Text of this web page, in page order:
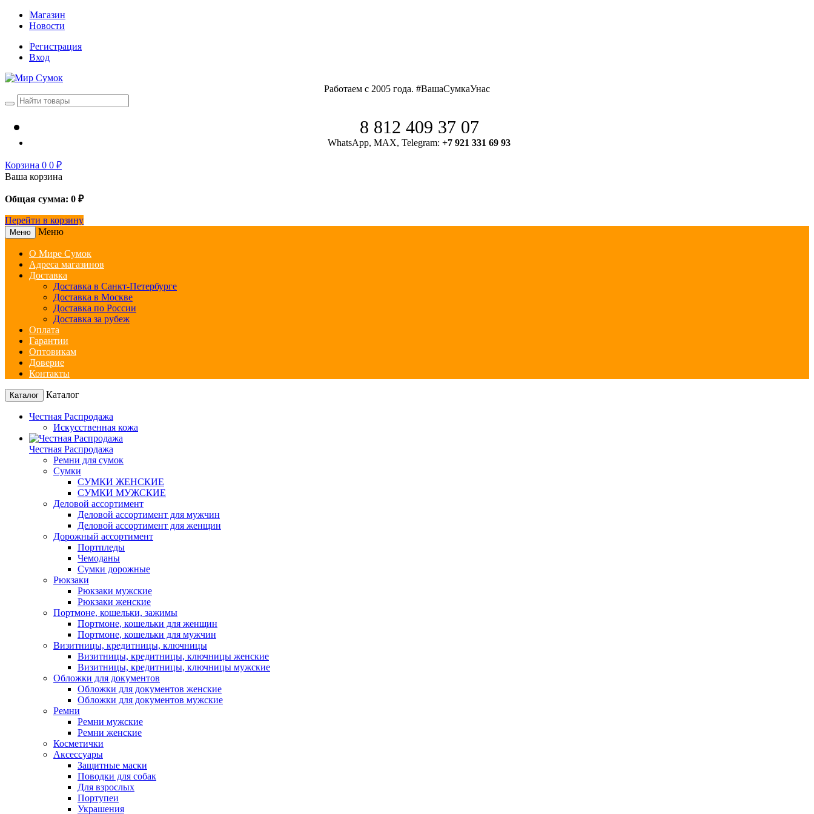
Магазин
Новости
Регистрация
Вход
Работаем с 2005 года. #ВашаСумкаУнас
8 812 409 37 07
WhatsApp, MAX, Telegram: +7 921 331 69 93
Корзина 0 0 ₽
Ваша корзина
Общая сумма: 0 ₽
Перейти в корзину
Меню Меню
О Мире Сумок
Адреса магазинов
Доставка
Доставка в Санкт-Петербурге
Доставка в Москве
Доставка по России
Доставка за рубеж
Оплата
Гарантии
Оптовикам
Доверие
Контакты
Каталог Каталог
Честная Распродажа
Искусственная кожа
Честная Распродажа
Ремни для сумок
Сумки
СУМКИ ЖЕНСКИЕ
СУМКИ МУЖСКИЕ
Деловой ассортимент
Деловой ассортимент для мужчин
Деловой ассортимент для женщин
Дорожный ассортимент
Портпледы
Чемоданы
Сумки дорожные
Рюкзаки
Рюкзаки мужские
Рюкзаки женские
Портмоне, кошельки, зажимы
Портмоне, кошельки для женщин
Портмоне, кошельки для мужчин
Визитницы, кредитницы, ключницы
Визитницы, кредитницы, ключницы женские
Визитницы, кредитницы, ключницы мужские
Обложки для документов
Обложки для документов женские
Обложки для документов мужские
Ремни
Ремни мужские
Ремни женские
Косметички
Аксессуары
Защитные маски
Поводки для собак
Для взрослых
Портупеи
Украшения